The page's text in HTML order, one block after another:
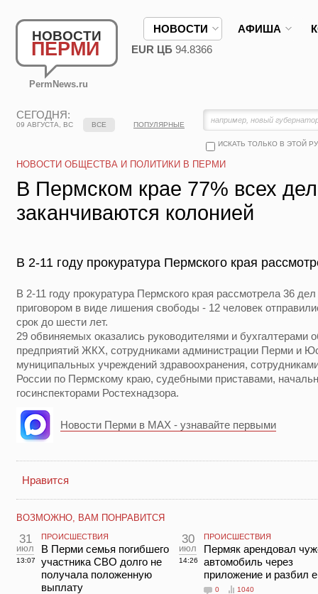
НОВОСТИ
ПЕРМИ
PermNews.ru
НОВОСТИ АФИША
EUR ЦБ 94.8366
СЕГОДНЯ:
09 АВГУСТА, ВС
ИСКАТЬ ТОЛЬКО В ЭТОЙ
ВСЕ ПОПУЛЯРНЫЕ
НОВОСТИ ОБЩЕСТВА И ПОЛИТИКИ В ПЕРМИ
В Пермском крае 77% всех
заканчиваются колонией
В 2-11 году прокуратура Пермского края
В 2-11 году прокуратура Пермского края рассмотрела 36
приговором в виде лишения свободы - 12 человек
срок до шести лет.
29 обвиняемых оказались руководителями и бухгалтерами
предприятий ЖКХ, сотрудниками администрации Перми и
муниципальных учреждений здравоохранения,
России по Пермскому краю, судебными приставами,
госинспекторами Ростехнадзора.
Новости Перми в MAX - узнавайте первыми
Нравится
ВОЗМОЖНО, ВАМ ПОНРАВИТСЯ
31
июл
13:07
ПРОИСШЕСТВИЯ
В Перми семья погибшего
участника СВО долго не
получала положенную
выплату
30
июл
14:26
ПРОИСШЕСТВИЯ
Пермяк арендовал
автомобиль через
приложение и разбил
0 1040